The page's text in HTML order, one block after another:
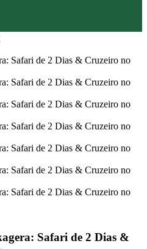
Safari de 2 Dias &